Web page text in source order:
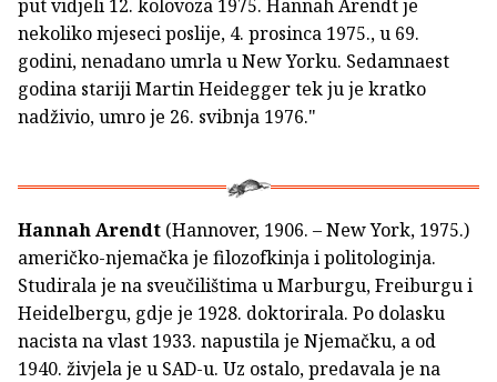
put vidjeli 12. kolovoza 1975. Hannah Arendt je
nekoliko mjeseci poslije, 4. prosinca 1975., u 69.
godini, nenadano umrla u New Yorku. Sedamnaest
godina stariji Martin Heidegger tek ju je kratko
nadživio, umro je 26. svibnja 1976."
Hannah Arendt (Hannover, 1906. – New York, 1975.)
američko-njemačka je filozofkinja i politologinja.
Studirala je na sveučilištima u Marburgu, Freiburgu i
Heidelbergu, gdje je 1928. doktorirala. Po dolasku
nacista na vlast 1933. napustila je Njemačku, a od
1940. živjela je u SAD-u. Uz ostalo, predavala je na